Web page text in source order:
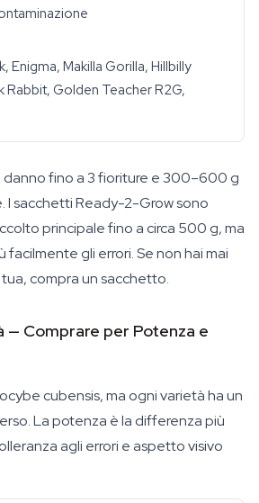
Enigma, Makilla Gorilla, Hillbilly
Rabbit, Golden Teacher R2G,
danno fino a 3 fioriture e 300–600 g
I sacchetti Ready-2-Grow sono
principale fino a circa 500 g, ma
gli errori. Se non hai mai
compra un sacchetto.
— Comprare per Potenza e
cubensis, ma ogni varietà ha un
La potenza è la differenza più
agli errori e aspetto visivo